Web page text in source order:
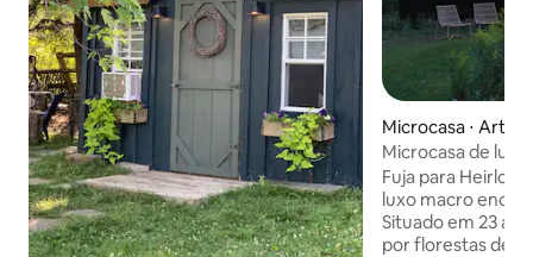
Microcasa ⋅
Microcasa de
tranquila
Fuja para
luxo macro
Situado em 23
por florestas de